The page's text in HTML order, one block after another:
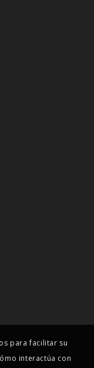
para facilitar su
interactúa con